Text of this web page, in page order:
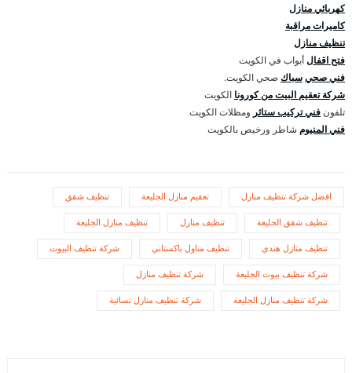
كهربائي منازل
كاميرات مراقبة
تنظيف منازل
فتح اقفالأبواب في الكويت
فني صحيسباك صحي الكويت.
شركة تعقيم البيت من كورونا الكويت
تلفون فني تركيب ستائر ومظلات الكويت
فني المنيوم شاطر ورخيص بالكويت
افضل شركة تنظيف منازل تعقيم منازل الجليعة تنظيف شقق
تنظيف شقق الجليعة تنظيف منازل تنظيف منازل الجليعة
تنظيف منازل هندي تنظيف مناول باكستاني شركة تنظيف البيوت
شركة تنظيف بيوت الجليعة شركة تنظيف منازل
شركة تنظيف منازل الجليعة شركة تنظيف منازل نسائية